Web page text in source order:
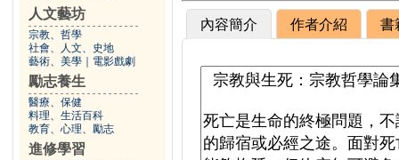
人文藝坊
宗教、哲學
社會、人文、史地
藝術、美學
電影戲劇
勵志養生
醫療、保健
料理、生活百科
教育、心理、勵志
進修學習
內容簡介 作者介紹 書